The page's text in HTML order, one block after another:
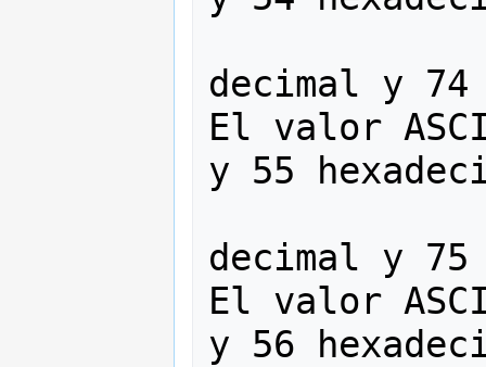
decimal y 74
El valor
y 55
decimal y 75
El valor
y 56